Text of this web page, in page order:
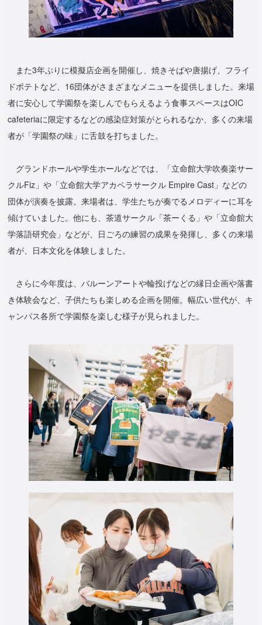
また3年ぶりに模擬店企画を開催し、焼きそばや唐揚げ、フライ
ドポテトなど、16団体がさまざまなメニューを提供しました。来場
者に安心して学園祭を楽しんでもらえるよう食事スペースはOIC
cafeteriaに限定するなどの感染症対策がとられるなか、多くの来場
者が「学園祭の味」に舌鼓を打ちました。
グランドホールや学生ホールなどでは、「立命館大学吹奏楽サー
クルFiz」や「立命館大学アカペラサークル Empire Cast」などの
団体が演奏を披露。来場者は、学生たちが奏でるメロディーに耳を
傾けていました。他にも、茶道サークル「茶ーくる」や「立命館大
学落語研究会」などが、日ごろの練習の成果を発揮し、多くの来場
者が、日本文化を体験しました。
さらに今年度は、バルーンアートや輪投げなどの縁日企画や落書
き体験会など、子供たちも楽しめる企画を開催。幅広い世代が、キ
ャンパス各所で学園祭を楽しむ様子が見られました。